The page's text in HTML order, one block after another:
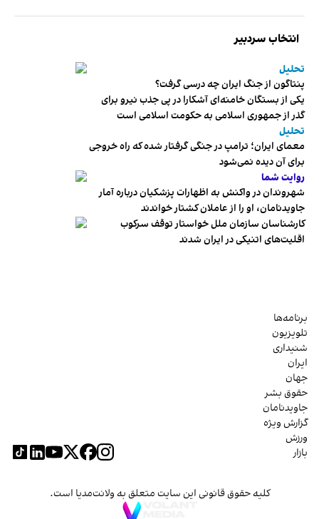
انتخاب سردبیر
تحلیل
پنتاگون از جنگ ایران چه درسی گرفت؟
یکی از بستگان خامنه‌ای آشکارا در پی جذب نیرو برای
گذر از جمهوری اسلامی به حکومت اسلامی است
تحلیل
معمای ایران؛ ترامپ در جنگی گرفتار شده که راه خروجی
برای آن دیده نمی‌شود
روایت شما
شهروندان در واکنش به اظهارات پزشکیان درباره آمار
جاویدنامان، او را از عاملان کشتار خواندند
کارشناسان سازمان ملل خواستار توقف سرکوب
اقلیت‌های اتنیکی در ایران شدند
برنامه‌ها
تلویزیون
شنیداری
ایران
جهان
حقوق بشر
جاویدنامان
گزارش ویژه
ورزش
بازار
کلیه حقوق قانونی این سایت متعلق به ولانت‌مدیا است.